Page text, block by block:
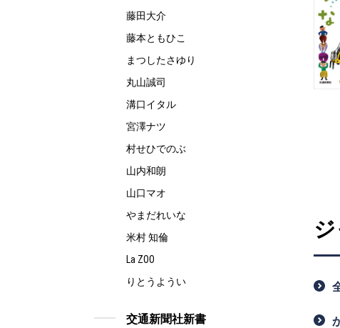
藤田大介
藤本ともひこ
まつしたさゆり
丸山誠司
溝口イタル
宮澤ナツ
村せひでのぶ
山内和朗
山口マオ
やまだれいな
米村 知倫
La ZOO
りとうようい
交通新聞社新書